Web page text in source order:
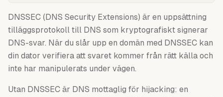
DNSSEC (DNS Security Extensions) är en uppsättning
tilläggsprotokoll till DNS som kryptografiskt signerar
DNS-svar. När du slår upp en domän med DNSSEC kan
din dator verifiera att svaret kommer från rätt källa och
inte har manipulerats under vägen.
Utan DNSSEC är DNS mottaglig för hijacking: en